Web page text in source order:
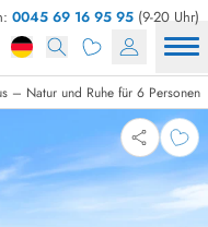
0045 69 16 95 95 (9-20 Uhr)
– Natur und Ruhe für 6 Personen